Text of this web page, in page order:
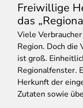
Freiwillige
das
Viele
Region. Doch
ist groß.
Regionalfenster.
Herkunft der
Zutaten sowie